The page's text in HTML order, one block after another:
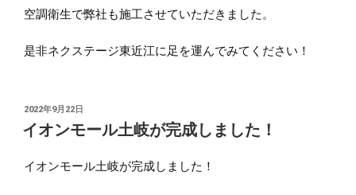
空調衛生で弊社も施工させていただきました。
是非ネクステージ東近江に足を運んでみてください！
投
日:
2022年9月22日
イオンモール土岐が完成しました！
イオンモール土岐が完成しました！